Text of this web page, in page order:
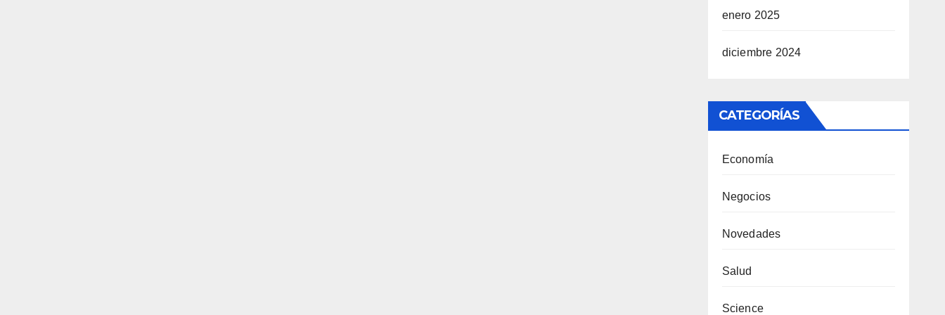
enero 2025
diciembre 2024
CATEGORÍAS
Economía
Negocios
Novedades
Salud
Science